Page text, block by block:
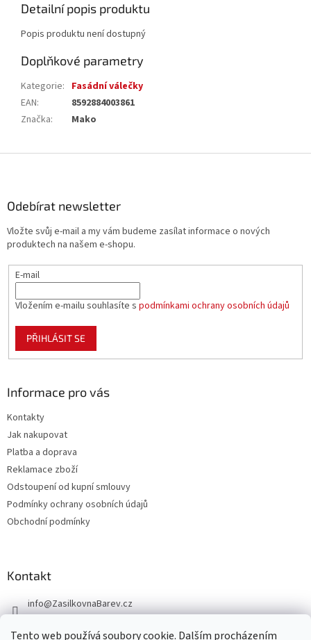
Tento web používá soubory cookie. Dalším procházením
Detailní popis produktu
Popis produktu není dostupný
Doplňkové parametry
Kategorie: Fasádní válečky
EAN:
8592884003861
Značka: Mako
Odebírat newsletter
Vložte svůj e-mail a my vám budeme zasílat informace o nových
produktech na našem e-shopu.
E-mail
Vložením e-mailu souhlasíte s podmínkami ochrany osobních údajů
PŘIHLÁSIT SE
Informace pro vás
Kontakty
Jak nakupovat
Platba a doprava
Reklamace zboží
Odstoupení od kupní smlouvy
Podmínky ochrany osobních údajů
Obchodní podmínky
Kontakt
info@ZasilkovnaBarev.cz